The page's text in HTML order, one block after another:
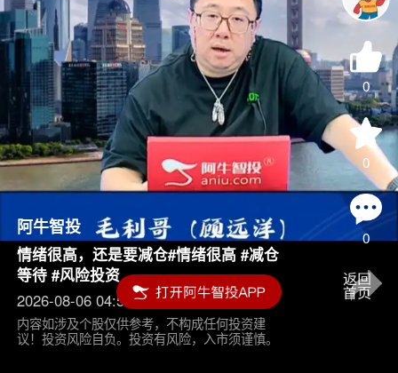
Video
0
0
0
阿牛智投
情绪很高，还是要减仓#情绪很高 #减仓
等待 #风险投资
2026-08-06 04:55
内容如涉及个股仅供参考，不构成任何投资建
议！投资风险自负。投资有风险，入市须谨慎。